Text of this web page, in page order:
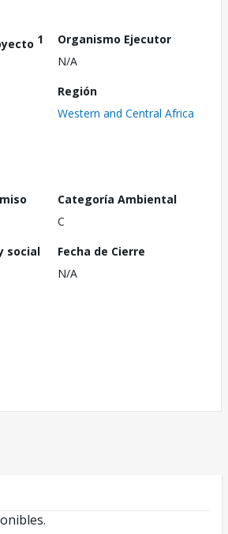
1
Organismo Ejecutor
N/A
Región
Western and Central Africa
Categoría Ambiental
C
social
Fecha de Cierre
N/A